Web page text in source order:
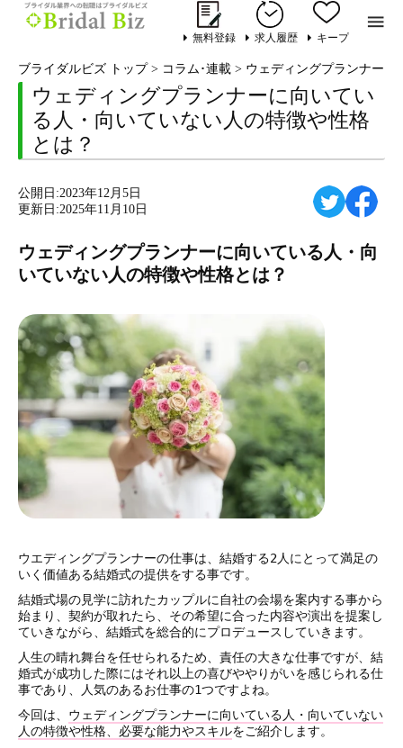

無料登録 求人履歴 キープ
ブライダルビズ トップ> コラム･連載 > ウェディングプランナー
ウェディングプランナーに向いてい
る人・向いていない人の特徴や性格
とは？
公開日:2023年12月5日
更新日:2025年11月10日
ウェディングプランナーに向いている人・向
いていない人の特徴や性格とは？
ウエディングプランナーの仕事は、結婚する2人にとって満足の
いく価値ある結婚式の提供をする事です。
結婚式場の見学に訪れたカップルに自社の会場を案内する事から
始まり、契約が取れたら、その希望に合った内容や演出を提案し
ていきながら、結婚式を総合的にプロデュースしていきます。
人生の晴れ舞台を任せられるため、責任の大きな仕事ですが、結
婚式が成功した際にはそれ以上の喜びややりがいを感じられる仕
事であり、人気のあるお仕事の1つですよね。
今回は、 ウェディングプランナーに向いている人・向いていない
人の特徴や性格、必要な能力やスキルをご紹介します。